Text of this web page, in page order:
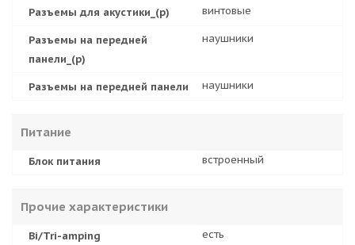
Разъемы для акустики_(р) винтовые
Разъемы на передней
панели_(р)
наушники
Разъемы на передней панели наушники
Питание
Блок питания встроенный
Прочие характеристики
Bi/Tri-amping есть